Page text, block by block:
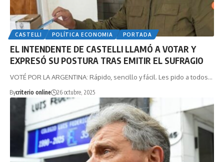
CASTELLI POLÍTICA ECONOMIA PORTADA
EL INTENDENTE DE CASTELLI LLAMÓ A VOTAR Y
EXPRESÓ SU POSTURA TRAS EMITIR EL SUFRAGIO
VOTÉ POR LA ARGENTINA: Rápido, sencillo y fácil. Les pido a todos…
Bycriterio online 26 octubre, 2025